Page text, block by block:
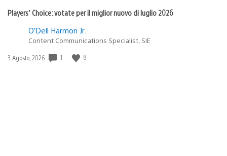
Players’ Choice: votate per il miglior nuovo di luglio 2026
O’Dell Harmon Jr.
Content Communications Specialist, SIE
Data
3 Agosto, 2026 1 8